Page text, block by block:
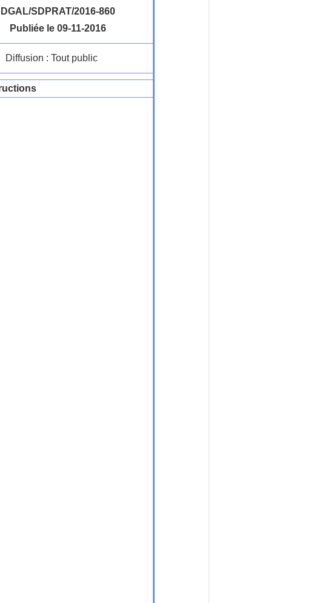
DGAL/SDPRAT/2016-860
Publiée le 09-11-2016
Diffusion : Tout public